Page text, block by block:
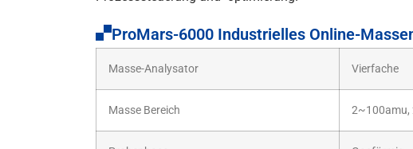
ProMars-6000 Industrielles Online-
Masse-Analysator Vierfache
Masse Bereich 2~100amu,